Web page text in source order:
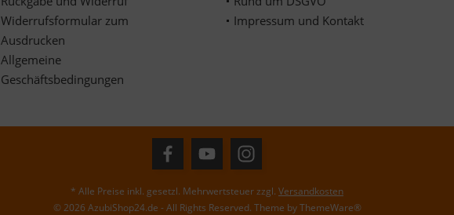
Widerrufsformular zum
Ausdrucken
Allgemeine
Geschäftsbedingungen
Impressum und Kontakt
* Alle Preise inkl. gesetzl. Mehrwertsteuer zzgl. Versandkosten
© 2026 AzubiShop24.de - All Rights Reserved. Theme byThemeWare®